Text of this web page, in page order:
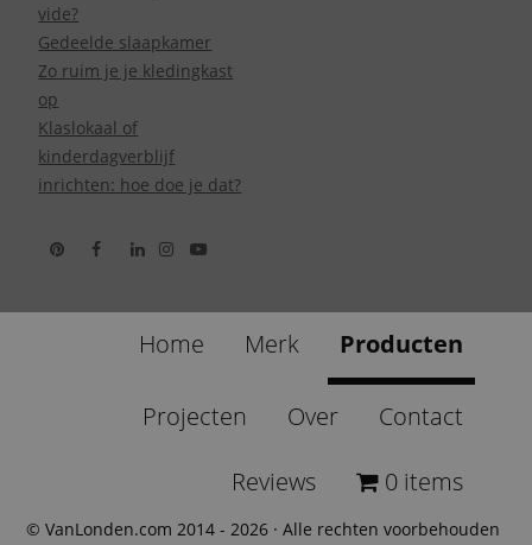
vide?
Gedeelde slaapkamer
Zo ruim je je kledingkast
op
Klaslokaal of
kinderdagverblijf
inrichten: hoe doe je dat?
Home Merk Producten
Projecten Over Contact
Reviews 0 items
© VanLonden.com 2014 - 2026 · Alle rechten voorbehouden